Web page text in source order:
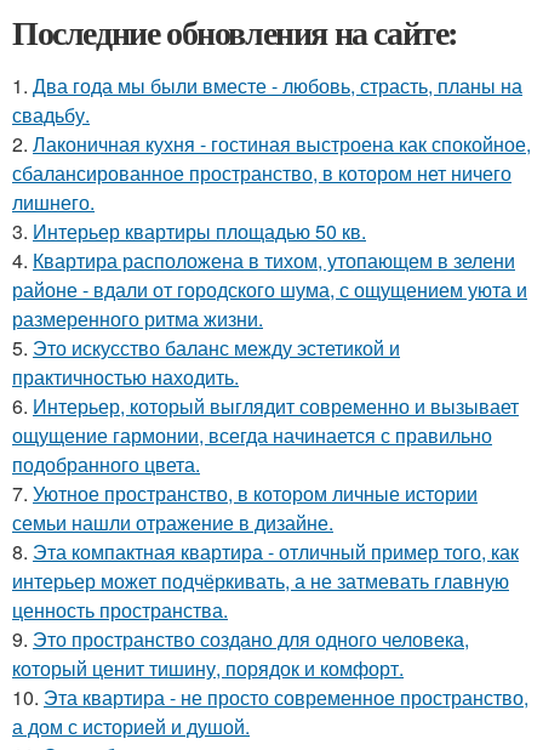
Последние обновления на сайте:
1. Два года мы были вместе - любовь, страсть, планы на
свадьбу.
2. Лаконичная кухня - гостиная выстроена как спокойное,
сбалансированное пространство, в котором нет ничего
лишнего.
3. Интерьер квартиры площадью 50 кв.
4. Квартира расположена в тихом, утопающем в зелени
районе - вдали от городского шума, с ощущением уюта и
размеренного ритма жизни.
5. Это искусство баланс между эстетикой и
практичностью находить.
6. Интерьер, который выглядит современно и вызывает
ощущение гармонии, всегда начинается с правильно
подобранного цвета.
7. Уютное пространство, в котором личные истории
семьи нашли отражение в дизайне.
8. Эта компактная квартира - отличный пример того, как
интерьер может подчёркивать, а не затмевать главную
ценность пространства.
9. Это пространство создано для одного человека,
который ценит тишину, порядок и комфорт.
10. Эта квартира - не просто современное пространство,
а дом с историей и душой.